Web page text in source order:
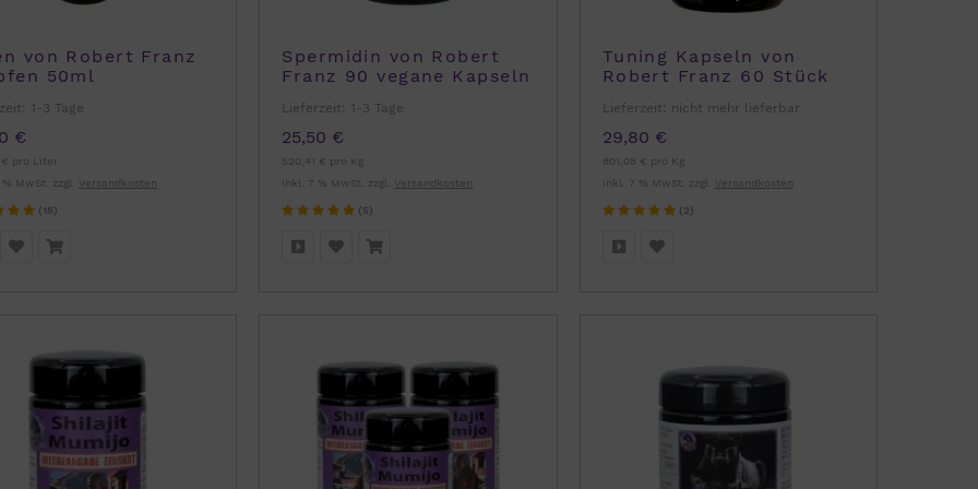
von Robert Franz
50ml
1-3 Tage
€
pro Liter
MwSt. zzgl.
Versandkosten
(15)
Spermidin von Robert
Franz 90 vegane Kapseln
Lieferzeit: 1-3 Tage
25,50 €
520,41 € pro Kg
inkl. 7 % MwSt. zzgl.
Versandkosten
(5)
Tuning Kapseln von
Robert Franz 60 Stück
Lieferzeit: nicht mehr lieferbar
29,80 €
801,08 € pro Kg
inkl. 7 % MwSt. zzgl.
Versandkosten
(2)